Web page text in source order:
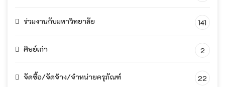
ร่วมงานกับมหาวิทยาลัย 141
ศิษย์เก่า 2
จัดซื้อ/จัดจ้าง/จำหน่ายครุภัณฑ์ 22